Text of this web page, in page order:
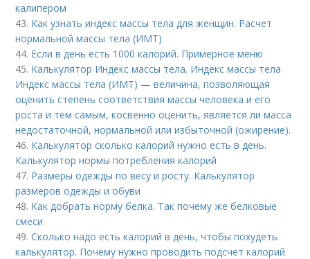
калипером
43. Как узнать индекс массы тела для женщин. Расчет
нормальной массы тела (ИМТ)
44. Если в день есть 1000 калорий. Примерное меню
45. Калькулятор Индекс массы тела. Индекс массы тела
Индекс массы тела (ИМТ) — величина, позволяющая
оценить степень соответствия массы человека и его
роста и тем самым, косвенно оценить, является ли масса
недостаточной, нормальной или избыточной (ожирение).
46. Калькулятор сколько калорий нужно есть в день.
Калькулятор нормы потребления калорий
47. Размеры одежды по весу и росту. Калькулятор
размеров одежды и обуви
48. Как добрать норму белка. Так почему же белковые
смеси
49.Сколько надо есть калорий в день, чтобы похудеть
калькулятор. Почему нужно проводить подсчет калорий